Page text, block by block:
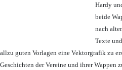
Hardy
beide
nach
Texte
allzu guten Vorlagen eine Vektorgrafik zu
Geschichten der Vereine und ihrer Wappen